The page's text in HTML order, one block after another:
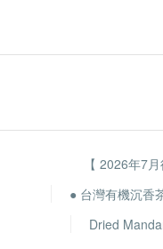
【 2026年7
● 台灣有機沉香
Dried